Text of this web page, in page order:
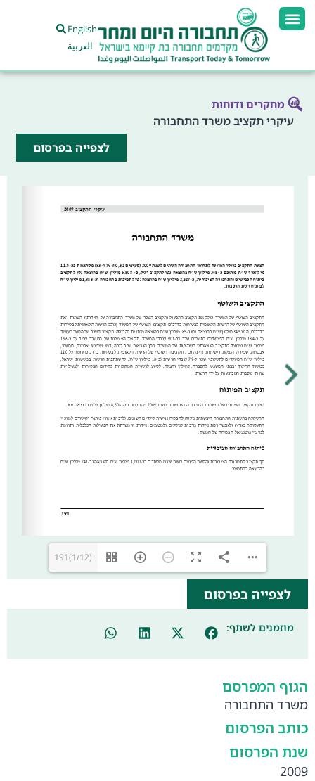
English
العربية
מחקרים ודוחות
עיקרי תקציב משרד התחבורה
לצפייה בפרסום
191(1/12)
לצפייה בפרסום
מוזמנים לשתף:
הגוף המפרסם
משרד התחבורה
כותב הפרסום
שנת הפרסום
2009